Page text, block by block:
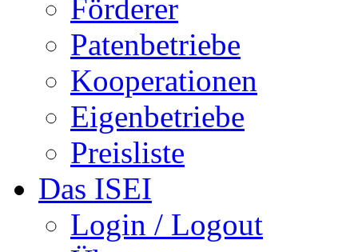
Förderer
Patenbetriebe
Kooperationen
Eigenbetriebe
Preisliste
Das ISEI
Login / Logout